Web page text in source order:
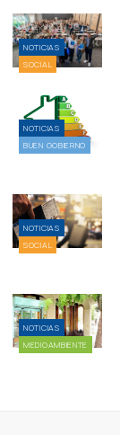
NOTICIAS
SOCIAL
NOTICIAS
BUEN GOBIERNO
NOTICIAS
SOCIAL
NOTICIAS
MEDIOAMBIENTE